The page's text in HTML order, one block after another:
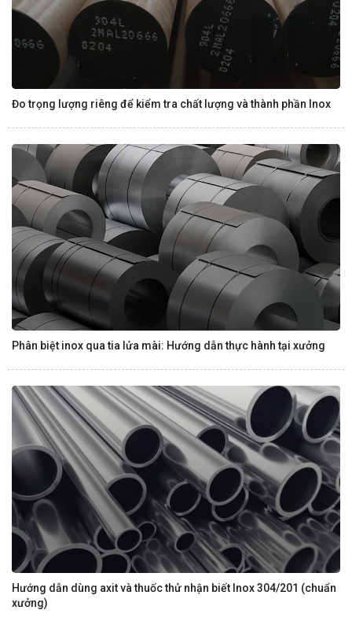
Đo trọng lượng riêng để kiểm tra chất lượng và thành phần Inox
Phân biệt inox qua tia lửa mài: Hướng dẫn thực hành tại xưởng
Hướng dẫn dùng axit và thuốc thử nhận biết Inox 304/201 (chuẩn
xưởng)